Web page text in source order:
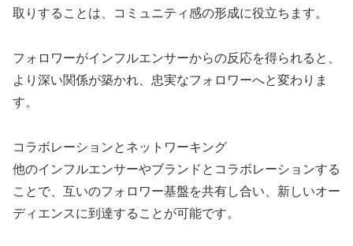
取りすることは、コミュニティ感の形成に役立ちます。
フォロワーがインフルエンサーからの反応を得られると、
より深い関係が築かれ、忠実なフォロワーへと変わりま
す。
コラボレーションとネットワーキング
他のインフルエンサーやブランドとコラボレーションする
ことで、互いのフォロワー基盤を共有し合い、新しいオー
ディエンスに到達することが可能です。